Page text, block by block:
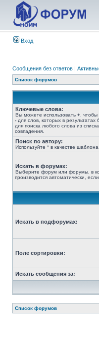
Вход
Сообщения без ответов |
Список форумов
Ключевые слова:
Вы можете использовать + ,
- для слов, которых в
для поиска любого слова из
совпадения.
Поиск по автору:
Используйте * в качестве шаблона.
Искать в форумах:
Выберите форум или форумы, в
производится автоматически,
Искать в подфорумах:
Поле сортировки:
Искать сообщения за:
Список форумов